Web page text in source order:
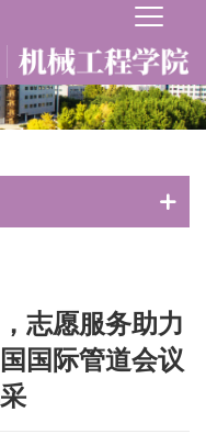
志愿服务助力
国际管道会议